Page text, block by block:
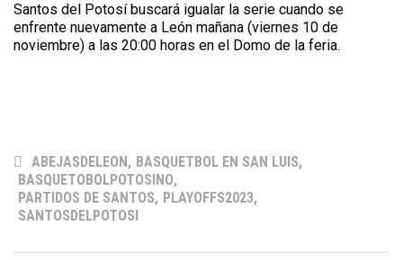
Santos del Potosí buscará igualar la serie cuando se
enfrente nuevamente a León mañana (viernes 10 de
noviembre) a las 20:00 horas en el Domo de la feria.
ABEJASDELEON, BASQUETBOL EN SAN LUIS,
BASQUETOBOLPOTOSINO,
PARTIDOS DE SANTOS, PLAYOFFS2023,
SANTOSDELPOTOSI